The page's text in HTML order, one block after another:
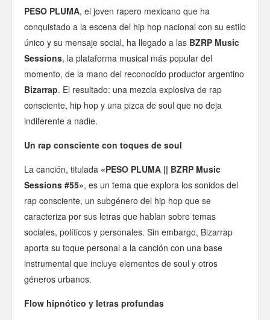
PESO PLUMA, el joven rapero mexicano que ha
conquistado a la escena del hip hop nacional con su estilo
único y su mensaje social, ha llegado a las BZRP Music
Sessions, la plataforma musical más popular del
momento, de la mano del reconocido productor argentino
Bizarrap. El resultado: una mezcla explosiva de rap
consciente, hip hop y una pizca de soul que no deja
indiferente a nadie.
Un rap consciente con toques de soul
La canción, titulada «PESO PLUMA || BZRP Music
Sessions #55», es un tema que explora los sonidos del
rap consciente, un subgénero del hip hop que se
caracteriza por sus letras que hablan sobre temas
sociales, políticos y personales. Sin embargo, Bizarrap
aporta su toque personal a la canción con una base
instrumental que incluye elementos de soul y otros
géneros urbanos.
Flow hipnótico y letras profundas